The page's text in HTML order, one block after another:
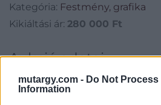
mutargy.com - Do Not Process
Information
Kategória: Festmény, grafika
Kikiáltási ár: 280 000 Ft
Aukció adatai
Aukció neve:220. 19- 20. századi